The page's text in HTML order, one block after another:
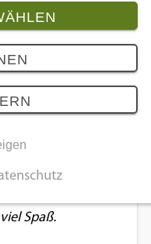
Motorrädern in
selbst die besten
Spaß.